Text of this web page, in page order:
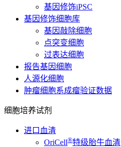
基因修饰iPSC
基因修饰细胞库
基因敲除细胞
点突变细胞
过表达细胞
报告基因细胞
人源化细胞
肿瘤细胞系成瘤验证数据
细胞培养试剂
进口血清
OriCell®特级胎牛血清